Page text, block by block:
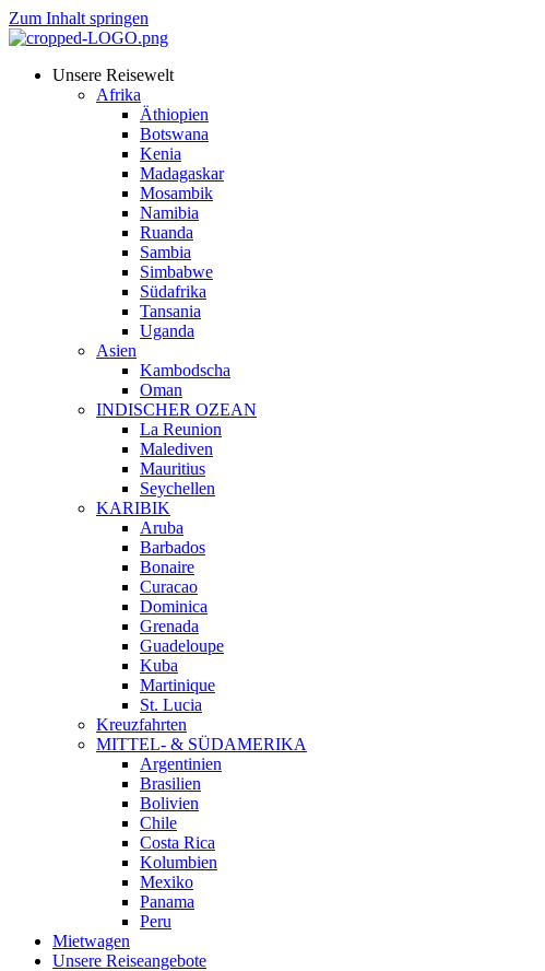
Zum Inhalt springen
Unsere Reisewelt
Afrika
Äthiopien
Botswana
Kenia
Madagaskar
Mosambik
Namibia
Ruanda
Sambia
Simbabwe
Südafrika
Tansania
Uganda
Asien
Kambodscha
Oman
INDISCHER OZEAN
La Reunion
Malediven
Mauritius
Seychellen
KARIBIK
Aruba
Barbados
Bonaire
Curacao
Dominica
Grenada
Guadeloupe
Kuba
Martinique
St. Lucia
Kreuzfahrten
MITTEL- & SÜDAMERIKA
Argentinien
Brasilien
Bolivien
Chile
Costa Rica
Kolumbien
Mexiko
Panama
Peru
Mietwagen
Unsere Reiseangebote